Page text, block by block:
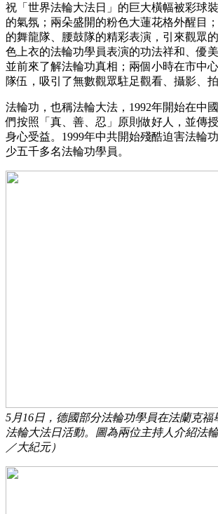
祝「世界法輪大法日」的巨大橫幅被彩球
的氣氛；兩朵盛開的粉色大蓮花格外醒目
的舞龍隊、腰鼓隊的精彩表演，引來觀眾
色上衣的法輪功學員表演的功法祥和、優
並前來了解法輪功真相；兩個小時在市中
隊伍，吸引了無數觀眾駐足觀看、攝影、拍
法輪功，也稱法輪大法，1992年開始在中
們按照「真、善、忍」原則做好人，並傳
身心受益。1999年中共開始殘酷迫害法輪
少五千多名法輪功學員。
5月16日，德國部分法輪功學員在法蘭克福
法輪大法日活動。圖為兩位主持人介紹法
／大紀元）